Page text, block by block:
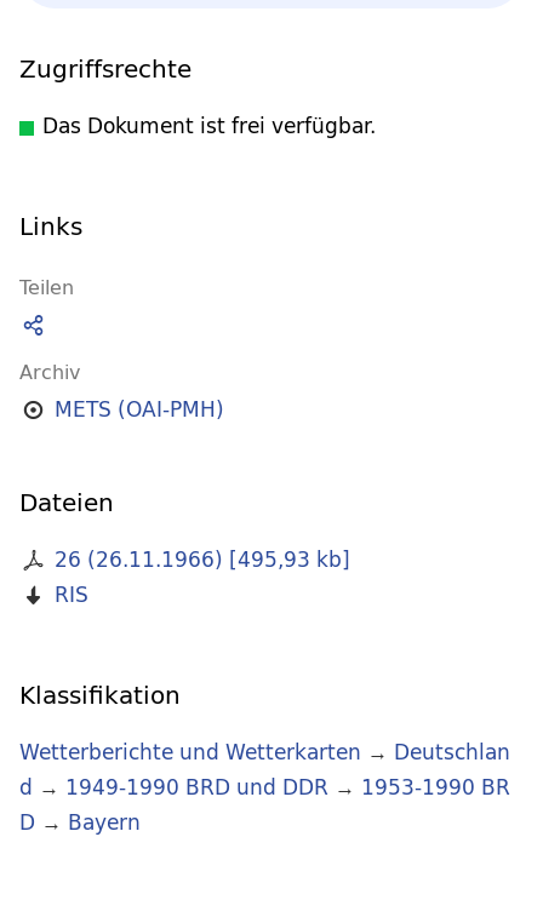
Zugriffsrechte
Das Dokument ist frei verfügbar.
Links
Teilen
Archiv
METS (OAI-PMH)
Dateien
26 (26.11.1966) [495,93 kb]
RIS
Klassifikation
Wetterberichte und Wetterkarten → Deutschlan
d → 1949-1990 BRD und DDR → 1953-1990 BR
D → Bayern